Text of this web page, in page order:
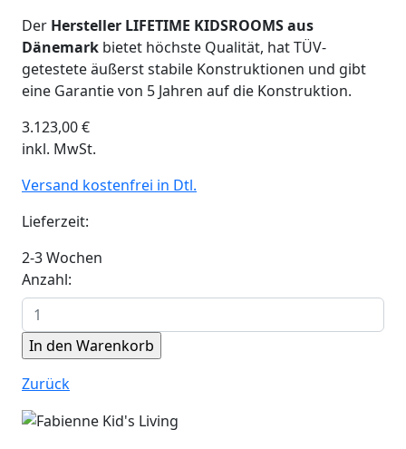
Der Hersteller LIFETIME KIDSROOMS aus
Dänemark bietet höchste Qualität, hat TÜV-
getestete äußerst stabile Konstruktionen und gibt
eine Garantie von 5 Jahren auf die Konstruktion.
3.123,00€
inkl. MwSt.
Versand kostenfrei in Dtl.
Lieferzeit:
2-3 Wochen
Anzahl:
Zurück